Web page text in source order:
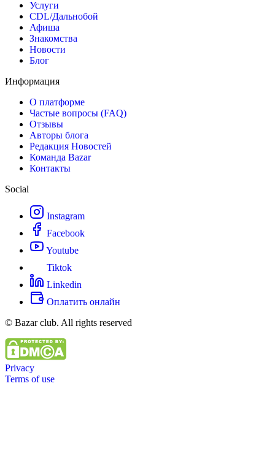
Услуги
CDL/Дальнобой
Афиша
Знакомства
Новости
Блог
Информация
О платформе
Частые вопросы (FAQ)
Отзывы
Авторы блога
Редакция Новостей
Команда Bazar
Контакты
Social
Instagram
Facebook
Youtube
Tiktok
Linkedin
Оплатить онлайн
© Bazar club. All rights reserved
Privacy
Terms of use